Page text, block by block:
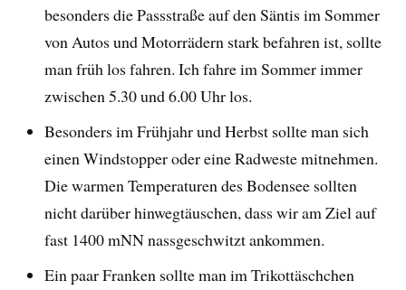
besonders die Passstraße auf den Säntis im Sommer
von Autos und Motorrädern stark befahren ist, sollte
man früh los fahren. Ich fahre im Sommer immer
zwischen 5.30 und 6.00 Uhr los.
Besonders im Frühjahr und Herbst sollte man sich
einen Windstopper oder eine Radweste mitnehmen.
Die warmen Temperaturen des Bodensee sollten
nicht darüber hinwegtäuschen, dass wir am Ziel auf
fast 1400 mNN nassgeschwitzt ankommen.
Ein paar Franken sollte man im Trikottäschchen